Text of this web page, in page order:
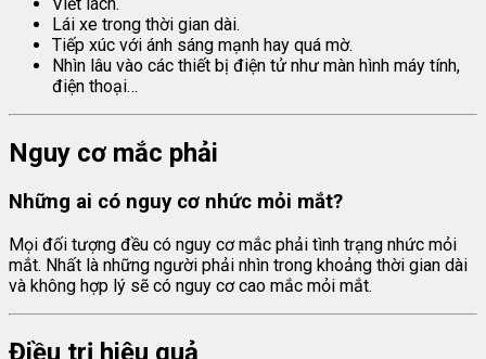
Lái xe trong thời gian dài.
Tiếp xúc với ánh sáng mạnh hay quá mờ.
Nhìn lâu vào các thiết bị điện tử như màn hình máy tính,
điện thoại…
Nguy cơ mắc phải
Những ai có nguycơ nhức mỏi mắt?
Mọi đối tượng đều có nguy cơ mắc phải tình trạng nhức mỏi
mắt. Nhất là những người phải nhìn trong khoảng thời gian dài
và không hợp lý sẽ có nguy cơ cao mắc mỏi mắt.
Điều trị hiệu quả